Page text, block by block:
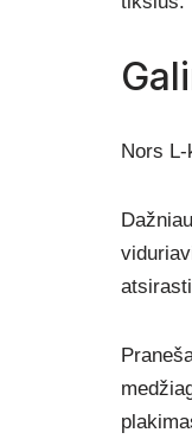
Nors
atsirasti